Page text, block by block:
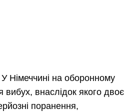
У Німеччині на оборонному
вибух, внаслідок якого двоє
поранення,